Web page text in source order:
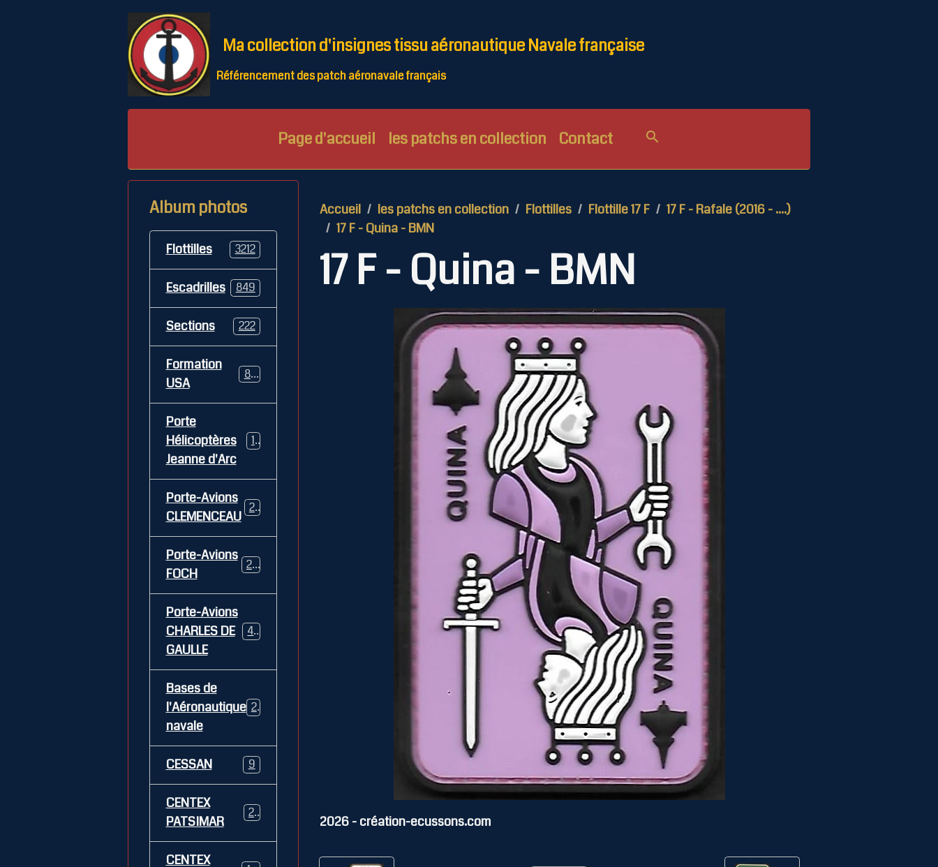
Ma collection d'insignes tissu aéronautique Navale française
Référencement des patch aéronavale français
Page d'accueil les patchs en collection Contact
Accueil les patchs en collection Flottilles Flottille 17 F
17 F - Rafale (2016 - ....)
17 F - Quina - BMN
17 F - Quina - BMN
2026 - création-ecussons.com
Album photos
Flottilles 3212
Escadrilles 849
Sections 222
Formation
USA
84
Porte
Hélicoptères
Jeanne d'Arc
12
Porte-Avions
CLEMENCEAU
26
Porte-Avions
FOCH
29
Porte-Avions
CHARLES DE
GAULLE
469
Bases de
l'Aéronautique
navale
269
CESSAN 9
CENTEX
PATSIMAR
21
CENTEX